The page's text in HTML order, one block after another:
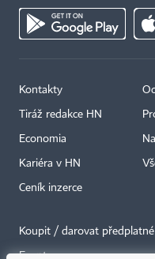
Kontakty
Tiráž redakce HN
Economia
Kariéra v HN
Ceník inzerce
Koupit / darovat předplatné
Eventy